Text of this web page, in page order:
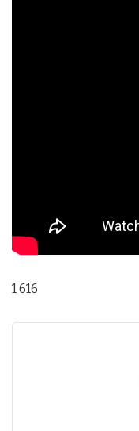
1 616